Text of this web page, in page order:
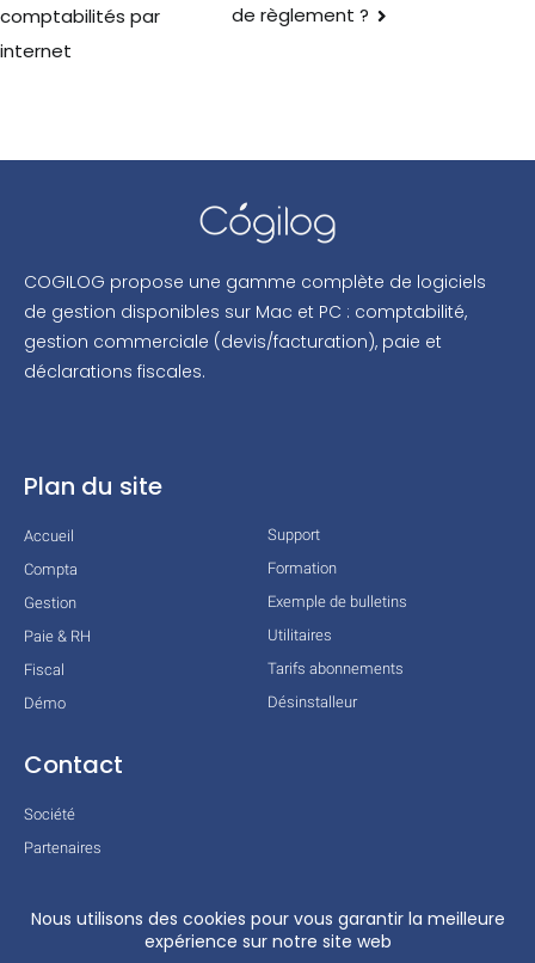
comptabilités par
internet
de règlement ?
COGILOG propose une gamme complète de logiciels
de gestion disponibles sur Mac et PC : comptabilité,
gestion commerciale (devis/facturation), paie et
déclarations fiscales.
Plan du site
Accueil
Compta
Gestion
Paie & RH
Fiscal
Démo
Support
Formation
Exemple de bulletins
Utilitaires
Tarifs abonnements
Désinstalleur
Contact
Société
Partenaires
Mentions légales
Conditions générales